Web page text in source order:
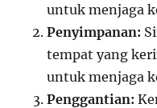
untuk menjaga
Penyimpanan:
tempat yang
untuk menjaga
Penggantian: